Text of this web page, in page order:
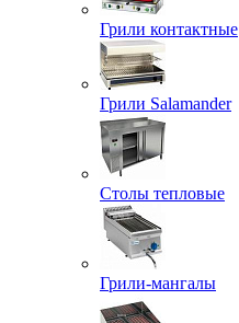
Грили контактные
Грили Salamander
Столы тепловые
Грили-мангалы